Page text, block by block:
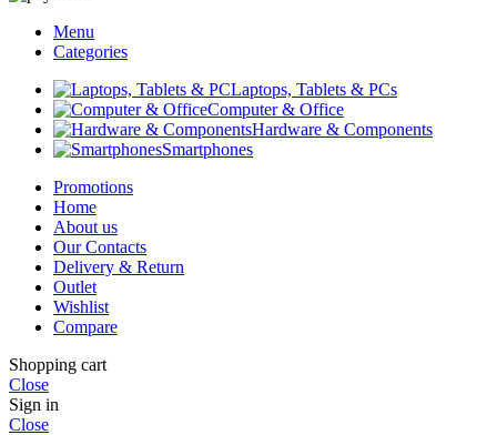
Menu
Categories
Laptops, Tablets & PCs
Computer & Office
Hardware & Components
Smartphones
Promotions
Home
About us
Our Contacts
Delivery & Return
Outlet
Wishlist
Compare
Shopping cart
Close
Sign in
Close